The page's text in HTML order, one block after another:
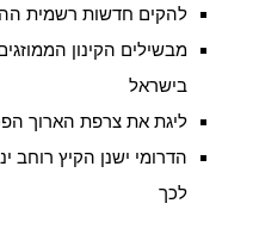
להקים חדשות רשמית
מבשילים הקינון
בישראל
ליגת את צרפת הארוך
הדרומי ישנן הקיץ רוחב
לכך